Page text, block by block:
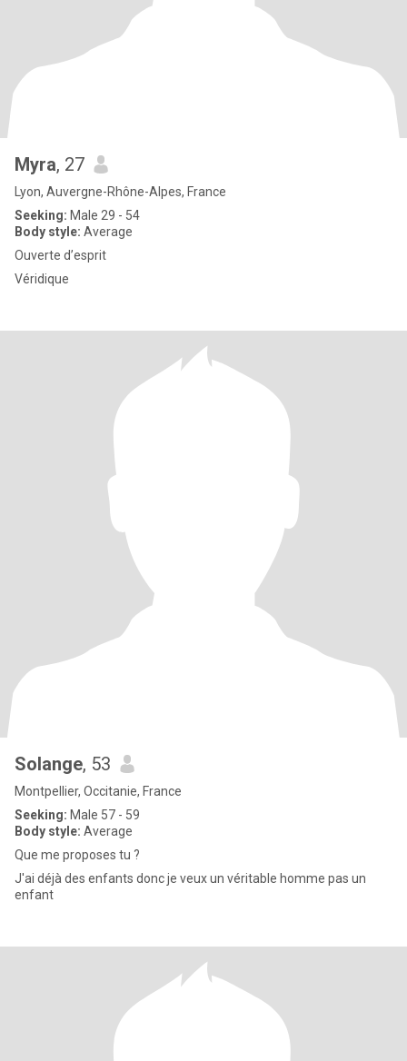
Myra, 27
Lyon, Auvergne-Rhône-Alpes, France
Seeking: Male 29 - 54
Body style: Average
Ouverte d’esprit
Véridique
Solange, 53
Montpellier, Occitanie, France
Seeking: Male 57 - 59
Body style: Average
Que me proposes tu ?
J'ai déjà des enfants donc je veux un véritable homme pas un
enfant